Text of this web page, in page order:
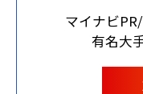
マイナビ
有名大